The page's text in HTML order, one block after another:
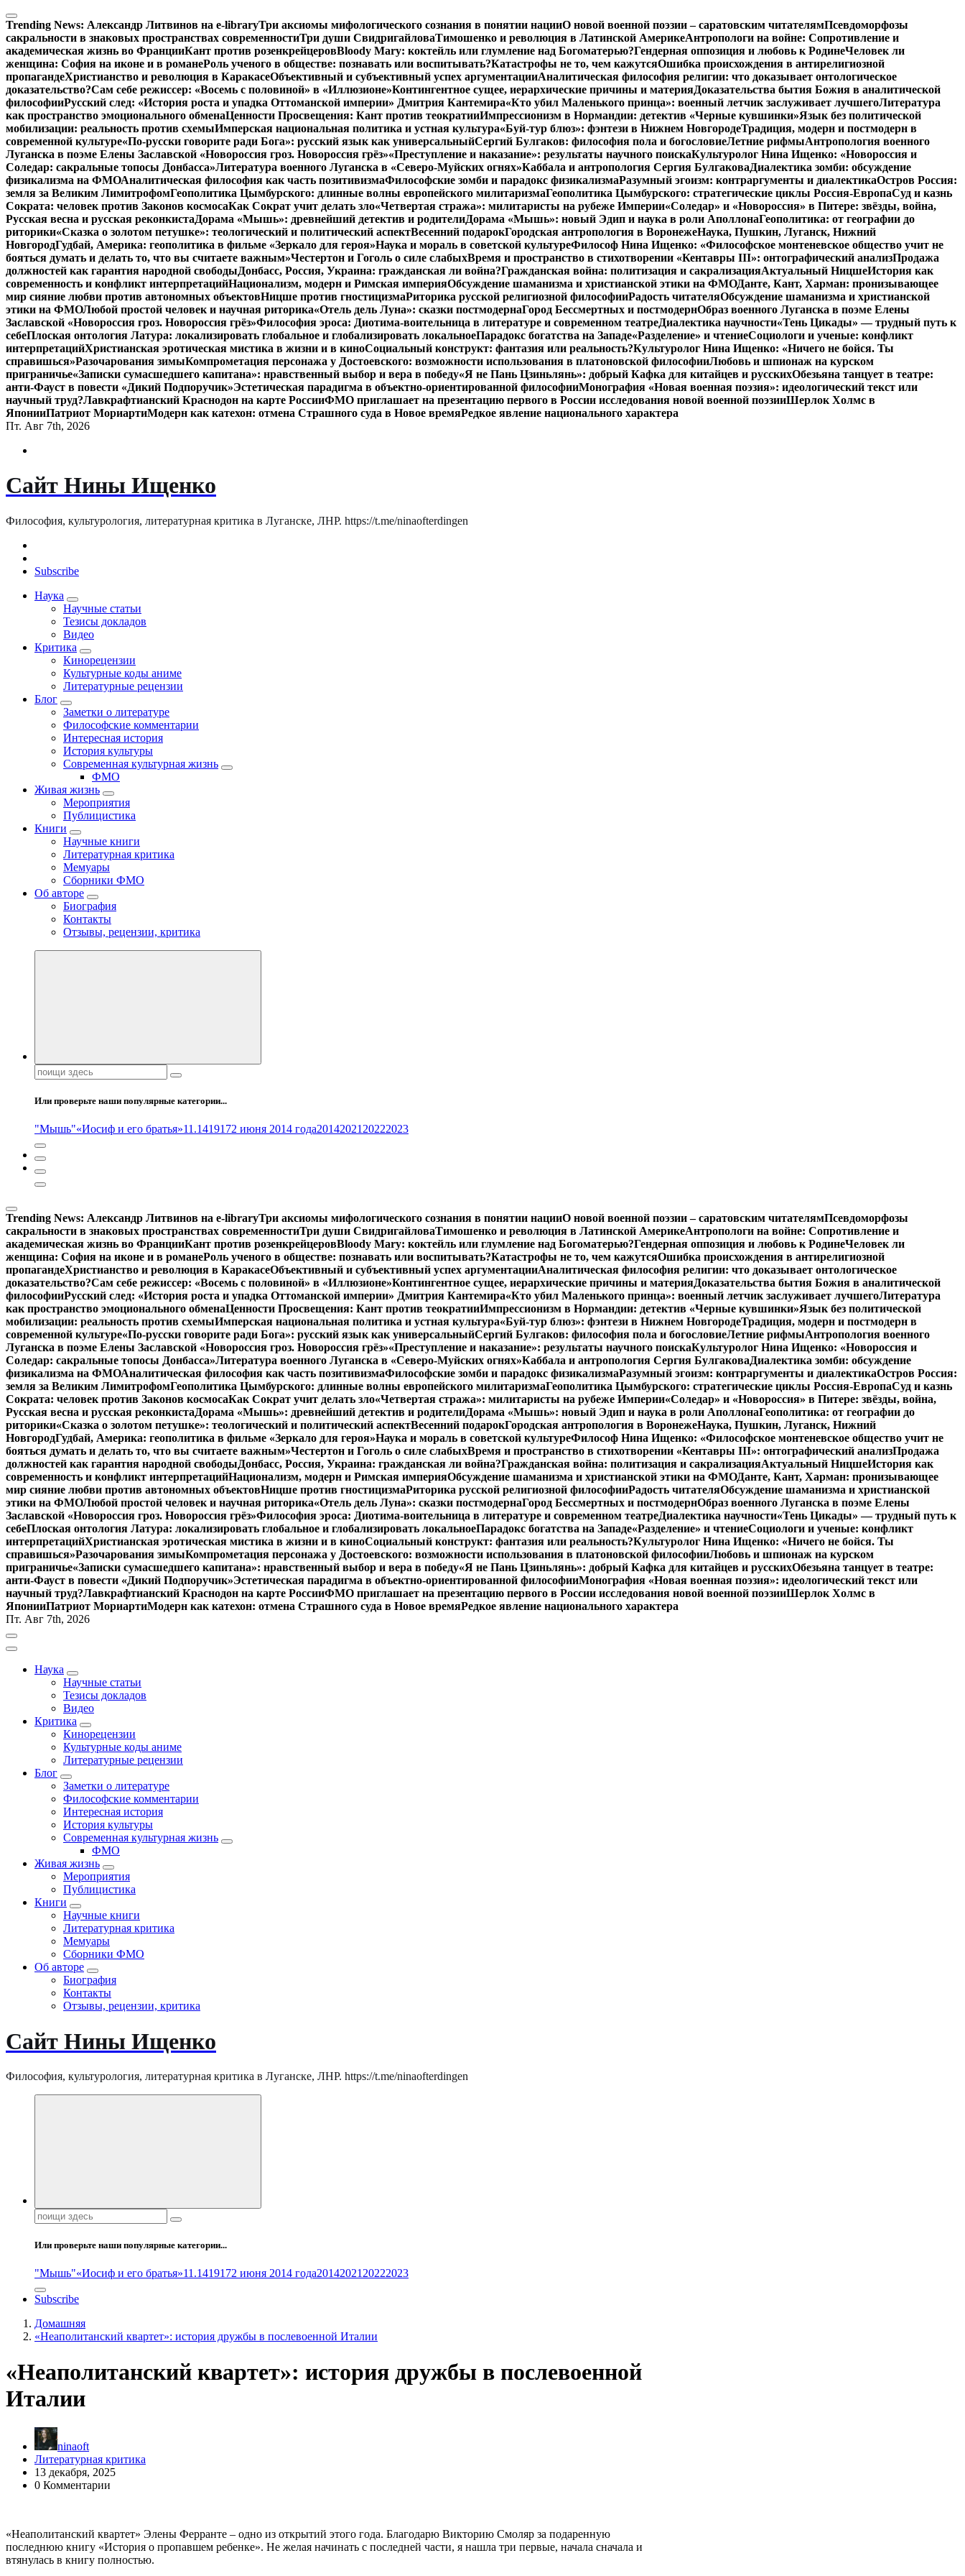
Перейти
к
содержимому
Trending News: Александр Литвинов на e-libraryТри аксиомы мифологического сознания в понятии нацииО новой военной поэзии – саратовским читателямПсевдоморфозы
сакральности в знаковых пространствах современностиТри души СвидригайловаТимошенко и революция в Латинской АмерикеАнтропологи на войне: Сопротивление и
академическая жизнь во ФранцииКант против розенкрейцеровBloody Mary: коктейль или глумление над Богоматерью?Гендерная оппозиция и любовь к РодинеЧеловек ли
женщина: София на иконе и в романеРоль ученого в обществе: познавать или воспитывать?Катастрофы не то, чем кажутсяОшибка происхождения в антирелигиозной
пропагандеХристианство и революция в КаракасеОбъективный и субъективный успех аргументацииАналитическая философия религии: что доказывает онтологическое
доказательство?Сам себе режиссер: «Восемь с половиной» в «Иллюзионе»Контингентное сущее, иерархические причины и материяДоказательства бытия Божия в аналитической
философииРусский след: «История роста и упадка Оттоманской империи» Дмитрия Кантемира«Кто убил Маленького принца»: военный летчик заслуживает лучшегоЛитература
как пространство эмоционального обменаЦенности Просвещения: Кант против теократииИмпрессионизм в Нормандии: детектив «Черные кувшинки»Язык без политической
мобилизации: реальность против схемыИмперская национальная политика и устная культура«Буй-тур блюз»: фэнтези в Нижнем НовгородеТрадиция, модерн и постмодерн в
современной культуре«По-русски говорите ради Бога»: русский язык как универсальныйСергий Булгаков: философия пола и богословиеЛетние рифмыАнтропология военного
Луганска в поэме Елены Заславской «Новороссия гроз. Новороссия грёз»«Преступление и наказание»: результаты научного поискаКультуролог Нина Ищенко: «Новороссия и
Соледар: сакральные топосы Донбасса»Литература военного Луганска в «Северо-Муйских огнях»Каббала и антропология Сергия БулгаковаДиалектика зомби: обсуждение
физикализма на ФМОАналитическая философия как часть позитивизмаФилософские зомби и парадокс физикализмаРазумный эгоизм: контраргументы и диалектикаОстров Россия:
земля за Великим ЛимитрофомГеополитика Цымбурского: длинные волны европейского милитаризмаГеополитика Цымбурского: стратегические циклы Россия-ЕвропаСуд и казнь
Сократа: человек против Законов космосаКак Сократ учит делать зло«Четвертая стража»: милитаристы на рубеже Империи«Соледар» и «Новороссия» в Питере: звёзды, война,
Русская весна и русская реконкистаДорама «Мышь»: древнейший детектив и родителиДорама «Мышь»: новый Эдип и наука в роли АполлонаГеополитика: от географии до
риторики«Сказка о золотом петушке»: теологический и политический аспектВесенний подарокГородская антропология в ВоронежеНаука, Пушкин, Луганск, Нижний
НовгородГудбай, Америка: геополитика в фильме «Зеркало для героя»Наука и мораль в советской культуреФилософ Нина Ищенко: «Философское монтеневское общество учит не
бояться думать и делать то, что вы считаете важным»Честертон и Гоголь о силе слабыхВремя и пространство в стихотворении «Кентавры III»: онтографический анализПродажа
должностей как гарантия народной свободыДонбасс, Россия, Украина: гражданская ли война?Гражданская война: политизация и сакрализацияАктуальный НицшеИстория как
современность и конфликт интерпретацийНационализм, модерн и Римская империяОбсуждение шаманизма и христианской этики на ФМОДанте, Кант, Харман: пронизывающее
мир сияние любви против автономных объектовНицше против гностицизмаРиторика русской религиозной философииРадость читателяОбсуждение шаманизма и христианской
этики на ФМОЛюбой простой человек и научная риторика«Отель дель Луна»: сказки постмодернаГород Бессмертных и постмодернОбраз военного Луганска в поэме Елены
Заславской «Новороссия гроз. Новороссия грёз»Философия эроса: Диотима-воительница в литературе и современном театреДиалектика научности«Тень Цикады» — трудный путь к
себеПлоская онтология Латура: локализировать глобальное и глобализировать локальноеПарадокс богатства на Западе«Разделение» и чтениеСоциологи и ученые: конфликт
интерпретацийХристианская эротическая мистика в жизни и в киноСоциальный конструкт: фантазия или реальность?Культуролог Нина Ищенко: «Ничего не бойся. Ты
справишься»Разочарования зимыКомпрометация персонажа у Достоевского: возможности использования в платоновской философииЛюбовь и шпионаж на курском
приграничье«Записки сумасшедшего капитана»: нравственный выбор и вера в победу«Я не Пань Цзиньлянь»: добрый Кафка для китайцев и русскихОбезьяна танцует в театре:
анти-Фауст в повести «Дикий Подпоручик»Эстетическая парадигма в объектно-ориентированной философииМонография «Новая военная поэзия»: идеологический текст или
научный труд?Лавкрафтианский Краснодон на карте РоссииФМО приглашает на презентацию первого в России исследования новой военной поэзииШерлок Холмс в
ЯпонииПатриот МориартиМодерн как катехон: отмена Страшного суда в Новое времяРедкое явление национального характера
Пт. Авг 7th, 2026
Сайт Нины Ищенко
Философия, культурология, литературная критика в Луганске, ЛНР. https://t.me/ninaofterdingen
Subscribe
Наука
Научные статьи
Тезисы докладов
Видео
Критика
Кинорецензии
Культурные коды аниме
Литературные рецензии
Блог
Заметки о литературе
Философские комментарии
Интересная история
История культуры
Современная культурная жизнь
ФМО
Живая жизнь
Мероприятия
Публицистика
Книги
Научные книги
Литературная критика
Мемуары
Сборники ФМО
Об авторе
Биография
Контакты
Отзывы, рецензии, критика
Поиск:
Или проверьте наши популярные категории...
"Мышь"«Иосиф и его братья»11.1419172 июня 2014 года20142021 20222023
Trending News: Александр Литвинов на e-libraryТри аксиомы мифологического сознания в понятии нацииО новой военной поэзии – саратовским читателямПсевдоморфозы
сакральности в знаковых пространствах современностиТри души СвидригайловаТимошенко и революция в Латинской АмерикеАнтропологи на войне: Сопротивление и
академическая жизнь во ФранцииКант против розенкрейцеровBloody Mary: коктейль или глумление над Богоматерью?Гендерная оппозиция и любовь к РодинеЧеловек ли
женщина: София на иконе и в романеРоль ученого в обществе: познавать или воспитывать?Катастрофы не то, чем кажутсяОшибка происхождения в антирелигиозной
пропагандеХристианство и революция в КаракасеОбъективный и субъективный успех аргументацииАналитическая философия религии: что доказывает онтологическое
доказательство?Сам себе режиссер: «Восемь с половиной» в «Иллюзионе»Контингентное сущее, иерархические причины и материяДоказательства бытия Божия в аналитической
философииРусский след: «История роста и упадка Оттоманской империи» Дмитрия Кантемира«Кто убил Маленького принца»: военный летчик заслуживает лучшегоЛитература
как пространство эмоционального обменаЦенности Просвещения: Кант против теократииИмпрессионизм в Нормандии: детектив «Черные кувшинки»Язык без политической
мобилизации: реальность против схемыИмперская национальная политика и устная культура«Буй-тур блюз»: фэнтези в Нижнем НовгородеТрадиция, модерн и постмодерн в
современной культуре«По-русски говорите ради Бога»: русский язык как универсальныйСергий Булгаков: философия пола и богословиеЛетние рифмыАнтропология военного
Луганска в поэме Елены Заславской «Новороссия гроз. Новороссия грёз»«Преступление и наказание»: результаты научного поискаКультуролог Нина Ищенко: «Новороссия и
Соледар: сакральные топосы Донбасса»Литература военного Луганска в «Северо-Муйских огнях»Каббала и антропология Сергия БулгаковаДиалектика зомби: обсуждение
физикализма на ФМОАналитическая философия как часть позитивизмаФилософские зомби и парадокс физикализмаРазумный эгоизм: контраргументы и диалектикаОстров Россия:
земля за Великим ЛимитрофомГеополитика Цымбурского: длинные волны европейского милитаризмаГеополитика Цымбурского: стратегические циклы Россия-ЕвропаСуд и казнь
Сократа: человек против Законов космосаКак Сократ учит делать зло«Четвертая стража»: милитаристы на рубеже Империи«Соледар» и «Новороссия» в Питере: звёзды, война,
Русская весна и русская реконкистаДорама «Мышь»: древнейший детектив и родителиДорама «Мышь»: новый Эдип и наука в роли АполлонаГеополитика: от географии до
риторики«Сказка о золотом петушке»: теологический и политический аспектВесенний подарокГородская антропология в ВоронежеНаука, Пушкин, Луганск, Нижний
НовгородГудбай, Америка: геополитика в фильме «Зеркало для героя»Наука и мораль в советской культуреФилософ Нина Ищенко: «Философское монтеневское общество учит не
бояться думать и делать то, что вы считаете важным»Честертон и Гоголь о силе слабыхВремя и пространство в стихотворении «Кентавры III»: онтографический анализПродажа
должностей как гарантия народной свободыДонбасс, Россия, Украина: гражданская ли война?Гражданская война: политизация и сакрализацияАктуальный НицшеИстория как
современность и конфликт интерпретацийНационализм, модерн и Римская империяОбсуждение шаманизма и христианской этики на ФМОДанте, Кант, Харман: пронизывающее
мир сияние любви против автономных объектовНицше против гностицизмаРиторика русской религиозной философииРадость читателяОбсуждение шаманизма и христианской
этики на ФМОЛюбой простой человек и научная риторика«Отель дель Луна»: сказки постмодернаГород Бессмертных и постмодернОбраз военного Луганска в поэме Елены
Заславской «Новороссия гроз. Новороссия грёз»Философия эроса: Диотима-воительница в литературе и современном театреДиалектика научности«Тень Цикады» — трудный путь к
себеПлоская онтология Латура: локализировать глобальное и глобализировать локальноеПарадокс богатства на Западе«Разделение» и чтениеСоциологи и ученые: конфликт
интерпретацийХристианская эротическая мистика в жизни и в киноСоциальный конструкт: фантазия или реальность?Культуролог Нина Ищенко: «Ничего не бойся. Ты
справишься»Разочарования зимыКомпрометация персонажа у Достоевского: возможности использования в платоновской философииЛюбовь и шпионаж на курском
приграничье«Записки сумасшедшего капитана»: нравственный выбор и вера в победу«Я не Пань Цзиньлянь»: добрый Кафка для китайцев и русскихОбезьяна танцует в театре:
анти-Фауст в повести «Дикий Подпоручик»Эстетическая парадигма в объектно-ориентированной философииМонография «Новая военная поэзия»: идеологический текст или
научный труд?Лавкрафтианский Краснодон на карте РоссииФМО приглашает на презентацию первого в России исследования новой военной поэзииШерлок Холмс в
ЯпонииПатриот МориартиМодерн как катехон: отмена Страшного суда в Новое времяРедкое явление национального характера
Пт. Авг 7th, 2026
Наука
Научные статьи
Тезисы докладов
Видео
Критика
Кинорецензии
Культурные коды аниме
Литературные рецензии
Блог
Заметки о литературе
Философские комментарии
Интересная история
История культуры
Современная культурная жизнь
ФМО
Живая жизнь
Мероприятия
Публицистика
Книги
Научные книги
Литературная критика
Мемуары
Сборники ФМО
Об авторе
Биография
Контакты
Отзывы, рецензии, критика
Сайт Нины Ищенко
Философия, культурология, литературная критика в Луганске, ЛНР. https://t.me/ninaofterdingen
Поиск:
Или проверьте наши популярные категории...
"Мышь"«Иосиф и его братья»11.1419172 июня 2014 года2014202120222023
Subscribe
Домашняя
«Неаполитанский квартет»: история дружбы в послевоенной Италии
«Неаполитанский квартет»: история дружбы в послевоенной
Италии
ninaoft
Литературная критика
13 декабря, 2025
0 Комментарии
«Неаполитанский квартет» Элены Ферранте – одно из открытий этого года. Благодарю Викторию Смоляр за подаренную
последнюю книгу «История о пропавшем ребенке». Не желая начинать с последней части, я нашла три первые, начала сначала и
втянулась в книгу полностью.